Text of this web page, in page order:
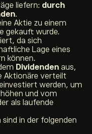
liefern: durch
.
Aktie zu einem
gekauft wurde.
da sich
Lage eines
können.
Dividenden aus,
Aktionäre verteilt
werden, um
und vom
als laufende
in der folgenden